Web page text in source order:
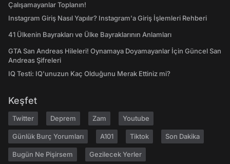
Çalışamayanlar Toplanın!
Instagram Giriş Nasıl Yapılır? Instagram'a Giriş İşlemleri Rehberi
41 Ülkenin Bayrakları ve Ülke Bayraklarının Anlamları
GTA San Andreas Hileleri! Oynamaya Doyamayanlar İçin Güncel San
Andreas Şifreleri
IQ Testi: IQ'unuzun Kaç Olduğunu Merak Ettiniz mi?
Keşfet
Twitter Deprem Zam Youtube
Günlük Burç Yorumları A101 Tiktok Son Dakika
Bugün Ne Pişirsem Gezilecek Yerler